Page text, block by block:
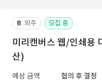
📔 외주 모집 중
미리캔버스 웹/인쇄용
산)
예상 금액
협의 후 결정